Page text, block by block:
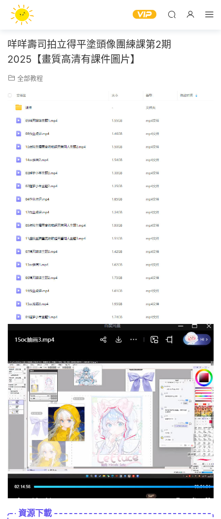
咩咩壽司拍立得平塗頭像團練課第2期
2025【畫質高清有課件圖片】
全部教程
資源下載